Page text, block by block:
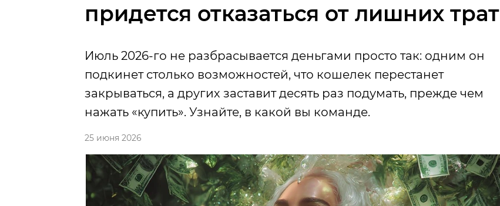
придется отказаться от лишних трат
Июль 2026-го не разбрасывается деньгами просто так: одним он
подкинет столько возможностей, что кошелек перестанет
закрываться, а других заставит десять раз подумать, прежде чем
нажать «купить». Узнайте, в какой вы команде.
25 июня 2026